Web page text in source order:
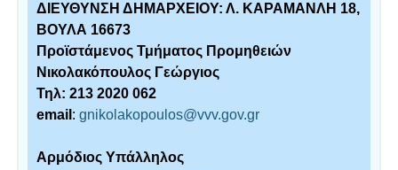
ΔΙΕΥΘΥΝΣΗ ΔΗΜΑΡΧΕΙΟΥ: Λ. ΚΑΡΑΜΑΝΛΗ 18,
ΒΟΥΛΑ 16673
Προϊστάμενος Τμήματος Προμηθειών
Νικολακόπουλος Γεώργιος
Τηλ: 213 2020 062
email :gnikolakopoulos@vvv.gov.gr
Αρμόδιος Υπάλληλος